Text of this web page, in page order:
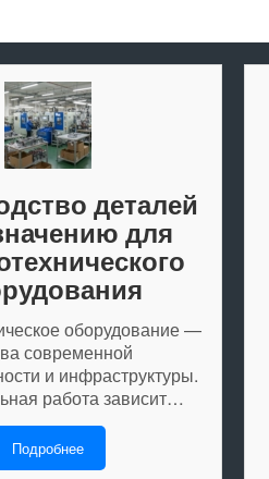
деталей
для
оборудование —
современной
и инфраструктуры.
работа зависит…
Подробнее